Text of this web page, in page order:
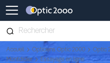
Retour vers la page d'accueil
Accueil Opticiens Optic 2000
Optic
Montdidier
Essayage en ligne